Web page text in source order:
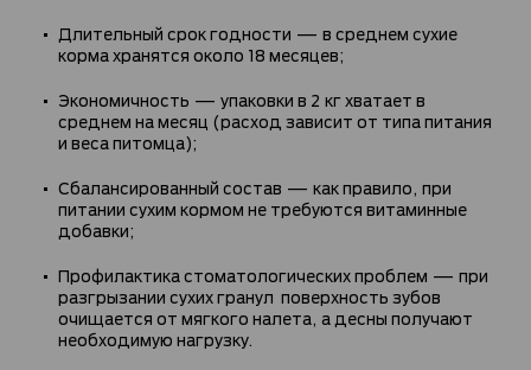
Длительный срок годности — в среднем сухие
корма хранятся около 18 месяцев;
Экономичность — упаковки в 2 кг хватает в
среднем на месяц (расход зависит от типа питания
и веса питомца);
Сбалансированный состав — как правило, при
питании сухим кормом не требуются витаминные
добавки;
Профилактика стоматологических проблем — при
разгрызании сухих гранул поверхность зубов
очищается от мягкого налета, а десны получают
необходимую нагрузку.